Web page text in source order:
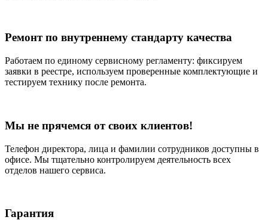
Ремонт по внутреннему стандарту качества
Работаем по единому сервисному регламенту: фиксируем
заявки в реестре, используем проверенные комплектующие и
тестируем технику после ремонта.
Мы не прячемся от своих клиентов!
Телефон директора, лица и фамилии сотрудников доступны в
офисе. Мы тщательно контролируем деятельность всех
отделов нашего сервиса.
Гарантия